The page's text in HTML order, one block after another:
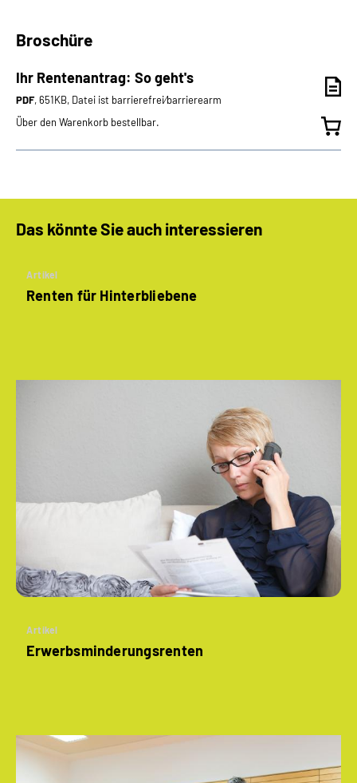
Broschüre
Ihr Rentenantrag: So geht's
PDF, 651KB, Datei ist barrierefrei⁄barrierearm
Über den Warenkorb bestellbar.
Das könnte Sie auch interessieren
Artikel
Renten für Hinterbliebene
Artikel
­Erwerbsminderungs­renten